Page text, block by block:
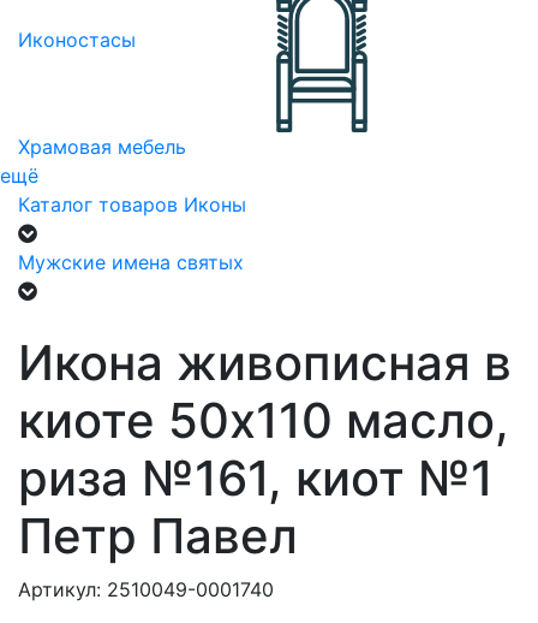
Иконостасы
Храмовая мебель
ещё
Каталог товаров Иконы
Мужские имена святых
Икона живописная в
киоте 50х110 масло,
риза №161, киот №1
Петр Павел
Артикул: 2510049-0001740